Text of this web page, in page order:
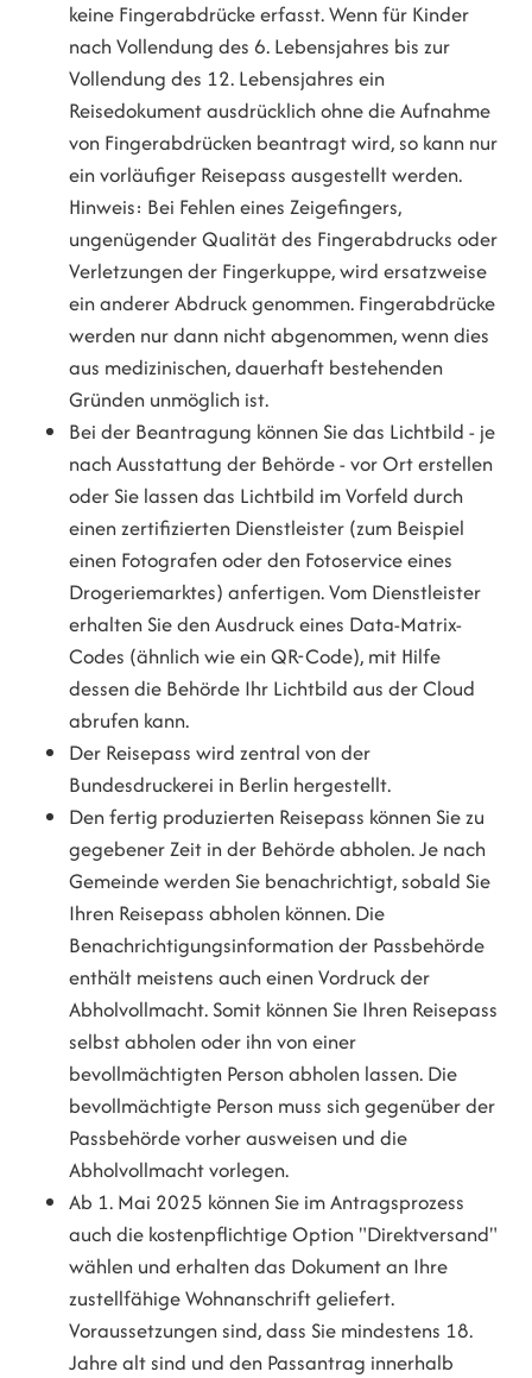
keine Fingerabdrücke erfasst. Wenn für Kinder
nach Vollendung des 6. Lebensjahres bis zur
Vollendung des 12. Lebensjahres ein
Reisedokument ausdrücklich ohne die Aufnahme
von Fingerabdrücken beantragt wird, so kann nur
ein vorläufiger Reisepass ausgestellt werden.
Hinweis: Bei Fehlen eines Zeigefingers,
ungenügender Qualität des Fingerabdrucks oder
Verletzungen der Fingerkuppe, wird ersatzweise
ein anderer Abdruck genommen. Fingerabdrücke
werden nur dann nicht abgenommen, wenn dies
aus medizinischen, dauerhaft bestehenden
Gründen unmöglich ist.
Bei der Beantragung können Siedas Lichtbild - je
nach Ausstattung der Behörde - vor Ort erstellen
oder Sie lassen das Lichtbild im Vorfeld durch
einen zertifizierten Dienstleister (zum Beispiel
einen Fotografen oder den Fotoservice eines
Drogeriemarktes) anfertigen. Vom Dienstleister
erhalten Sie den Ausdruck eines Data-Matrix-
Codes (ähnlich wie ein QR-Code), mit Hilfe
dessen die Behörde Ihr Lichtbild aus der Cloud
abrufen kann.
Der Reisepass wird zentral von der
Bundesdruckerei in Berlin hergestellt.
Den fertig produzierten Reisepass können Sie zu
gegebener Zeit in der Behörde abholen.Je nach
Gemeinde werden Sie benachrichtigt, sobald Sie
Ihren Reisepass abholen können. Die
Benachrichtigungsinformation der Passbehörde
enthält meistens auch einen Vordruck der
Abholvollmacht. Somit können Sie Ihren Reisepass
selbst abholen oder ihn von einer
bevollmächtigten Person abholen lassen. Die
bevollmächtigte Person muss sich gegenüber der
Passbehörde vorher ausweisen und die
Abholvollmacht vorlegen.
Ab 1. Mai 2025 können Sie im Antragsprozess
auch die kostenpflichtige Option "Direktversand"
wählen und erhalten das Dokument an Ihre
zustellfähige Wohnanschrift geliefert.
Voraussetzungen sind, dass Sie mindestens 18.
Jahre alt sind und den Passantrag innerhalb